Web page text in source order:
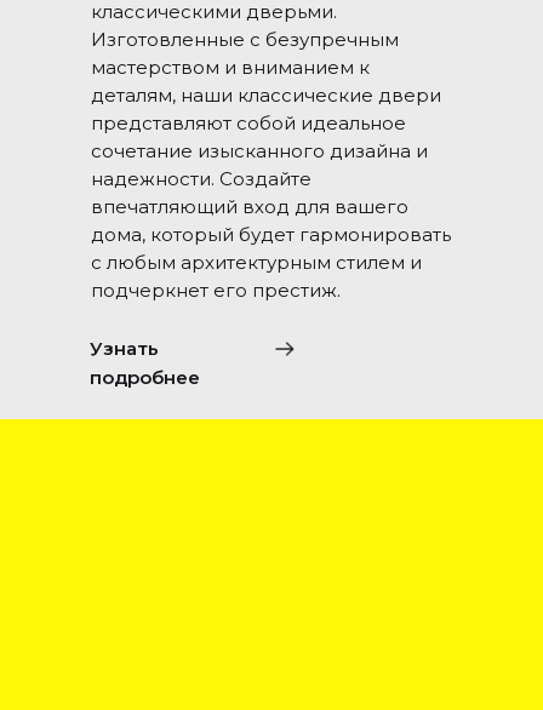
классическими дверьми.
Изготовленные с безупречным
мастерством и вниманием к
деталям, наши классические двери
представляют собой идеальное
сочетание изысканного дизайна и
надежности. Создайте
впечатляющий вход для вашего
дома, который будет гармонировать
с любым архитектурным стилем и
подчеркнет его престиж.
Узнать
подробнее